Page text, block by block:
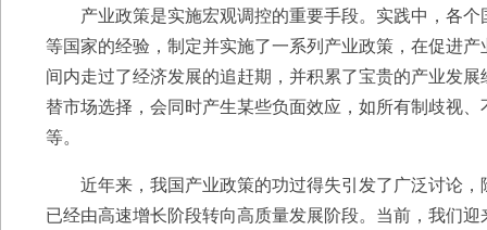
产业政策是实施宏观调控的重要手段。实践中，各个
等国家的经验，制定并实施了一系列产业政策，在促进
间内走过了经济发展的追赶期，并积累了宝贵的产业发
替市场选择，会同时产生某些负面效应，如所有制歧视
等。
近年来，我国产业政策的功过得失引发了广泛讨论，
已经由高速增长阶段转向高质量发展阶段。当前，我们